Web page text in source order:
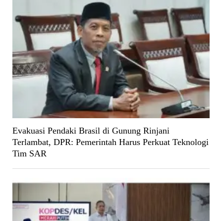
Evakuasi Pendaki Brasil di Gunung Rinjani
Terlambat, DPR: Pemerintah Harus Perkuat Teknologi
Tim SAR